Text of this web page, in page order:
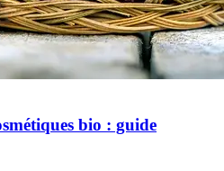
bio : guide